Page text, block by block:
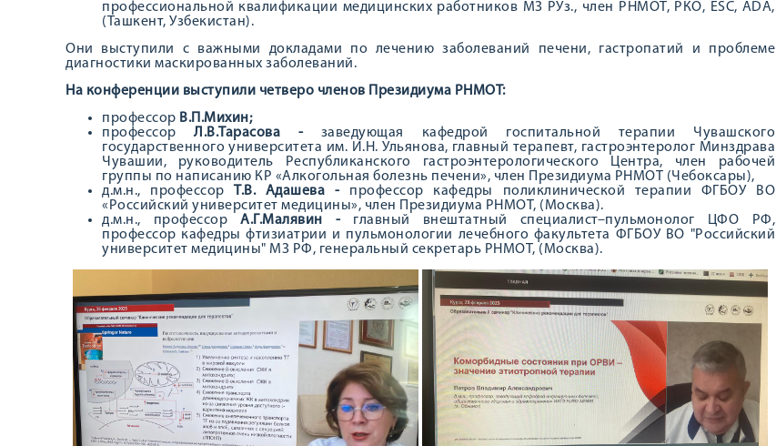
профессиональной квалификации медицинских работников МЗ РУз., член РНМОТ, РКО, ESC, ADA,
(Ташкент, Узбекистан).
Они выступили с важными докладами по лечению заболеваний печени, гастропатий и проблеме
диагностики маскированных заболеваний.
На конференции выступили четверо членов Президиума РНМОТ:
профессор В.П.Михин;
профессор Л.В.Тарасова - заведующая кафедрой госпитальной терапии Чувашского
государственного университета им. И.Н. Ульянова, главный терапевт, гастроэнтеролог Минздрава
Чувашии, руководитель Республиканского гастроэнтерологического Центра, член рабочей
группы по написанию КР «Алкогольная болезнь печени», член Президиума РНМОТ (Чебоксары),
д.м.н., профессорТ.В. Адашева - профессор кафедры поликлинической терапии ФГБОУ ВО
«Российский университет медицины», член Президиума РНМОТ, (Москва).
д.м.н., профессор А.Г.Малявин - главный внештатный специалист–пульмонолог ЦФО РФ,
профессор кафедры фтизиатрии и пульмонологии лечебного факультета ФГБОУ ВО "Российский
университет медицины" МЗ РФ, генеральный секретарь РНМОТ, (Москва).